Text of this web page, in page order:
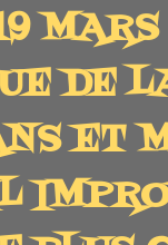
DE
ET